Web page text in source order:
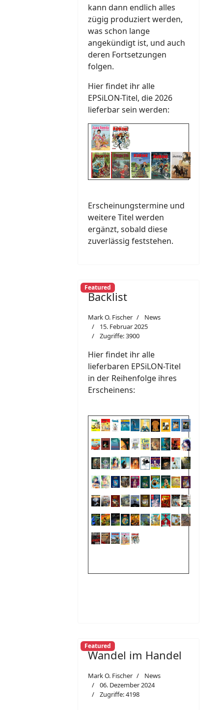
kann dann endlich alles
zügig produziert werden,
was schon lange
angekündigt ist, und auch
deren Fortsetzungen
folgen.
Hier findet ihr alle
EPSiLON-Titel, die 2026
lieferbar sein werden:
Erscheinungstermine und
weitere Titel werden
ergänzt, sobald diese
zuverlässig feststehen.
Featured
Backlist
Mark O. Fischer
News
15. Februar 2025
Zugriffe: 3900
Hier findet ihr alle
lieferbaren EPSiLON-Titel
in der Reihenfolge ihres
Erscheinens:
Featured
Wandel im Handel
Mark O. Fischer
News
06. Dezember 2024
Zugriffe: 4198